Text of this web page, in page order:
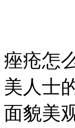
痤疮怎
美人士
面貌美